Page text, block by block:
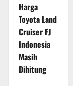
Harga
Toyota Land
Cruiser FJ
Indonesia
Masih
Dihitung